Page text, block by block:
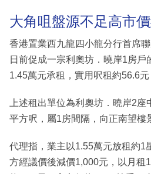
大角咀盤源不足高市
香港置業西九龍四小龍分行首席
日前促成一宗利奧坊．曉岸1房戶
1.45萬元承租，實用呎租約56.6元
上述租出單位為利奧坊．曉岸2
平方呎，屬1房間隔，向正南望樓
代理指，業主以1.55萬元放租約1
方經議價後減價1,000元，以月租